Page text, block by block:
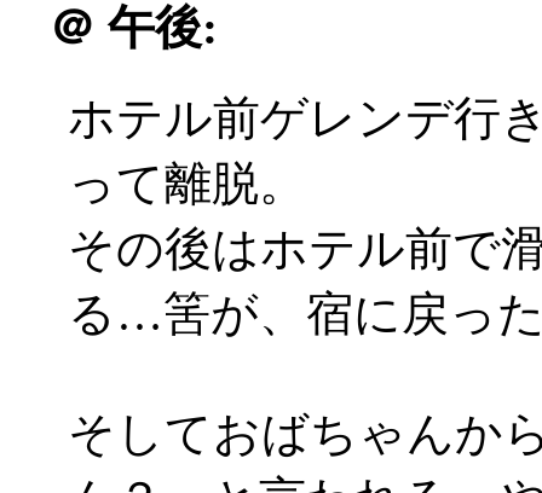
＠ 午後:
ホテル前ゲレンデ行
って離脱。
その後はホテル前で
る…筈が、宿に戻っ
そしておばちゃんか